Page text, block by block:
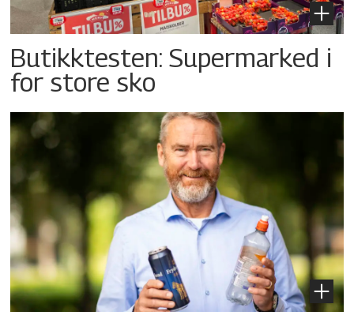
Butikktesten: Supermarked i
for store sko